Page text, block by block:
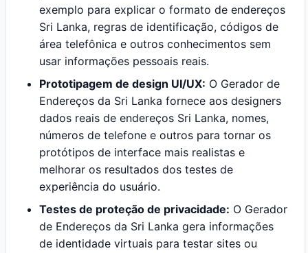
exemplo para explicar o formato de endereços
Sri Lanka, regras de identificação, códigos de
área telefônica e outros conhecimentos sem
usar informações pessoais reais.
Prototipagem de design UI/UX: O Gerador de
Endereços da Sri Lanka fornece aos designers
dados reais de endereços Sri Lanka, nomes,
números de telefone e outros para tornar os
protótipos de interface mais realistas e
melhorar os resultados dos testes de
experiência do usuário.
Testes de proteção de privacidade: O Gerador
de Endereços da Sri Lanka gera informações
de identidade virtuais para testar sites ou